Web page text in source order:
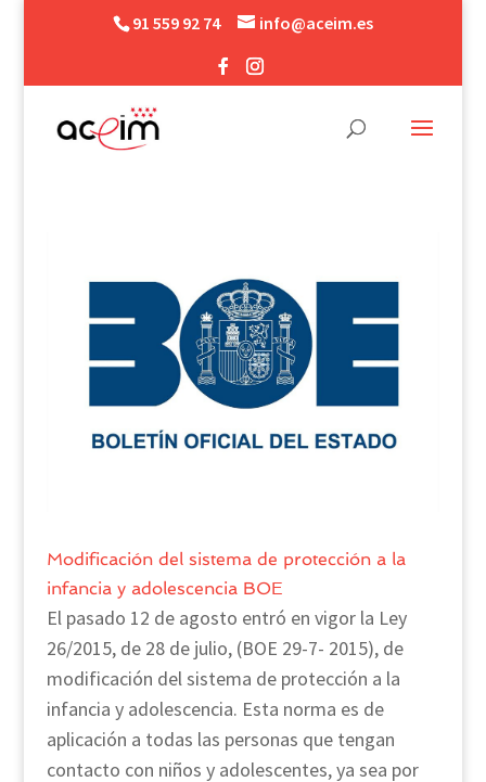
91 559 92 74 info@aceim.es
Modificación del sistema de protección a la
infancia y adolescencia BOE
El pasado 12 de agosto entró en vigor la Ley
26/2015, de 28 de julio, (BOE 29-7- 2015), de
modificación del sistema de protección a la
infancia y adolescencia. Esta norma es de
aplicación a todas las personas que tengan
contacto con niños y adolescentes, ya sea por